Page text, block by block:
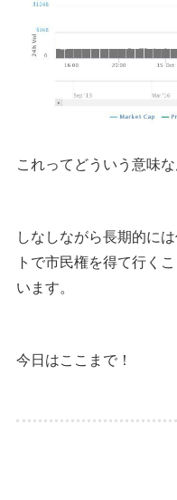
これってどういう意味
しなしながら長期的に
トで市民権を得て行く
います。
今日はここまで！